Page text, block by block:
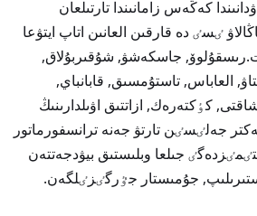
كەڭەس زامانىندا تارتىلعان
ٸسٸ دە قارقىن العانىن اتاپ ايتۋعا
ت.رىسقۇلوۆ, جاسكەشۋ, شۇقىربۇلاق,
العاباس, تاستۇمسىق, قابانباي,
كٶكتەرەك, ازاتتىق اۋىلدارىنىڭ
جەلٸسٸن تارتۋ جەنە ترانسفورماتور
جىلعا وبلىستىق بيۋدجەتتەن